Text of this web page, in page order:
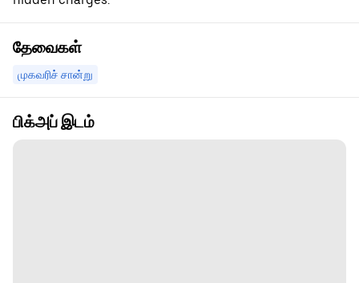
தேவைகள்
முகவரிச் சான்று
பிக்அப் இடம்